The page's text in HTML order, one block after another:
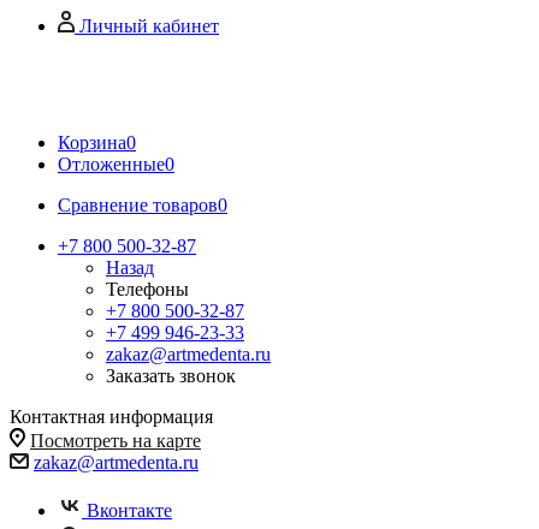
Личный кабинет
Корзина0
Отложенные0
Сравнение товаров0
+7 800 500-32-87
Назад
Телефоны
+7 800 500-32-87
+7 499 946-23-33
zakaz@artmedenta.ru
Заказать звонок
Контактная информация
Посмотреть на карте
zakaz@artmedenta.ru
Вконтакте